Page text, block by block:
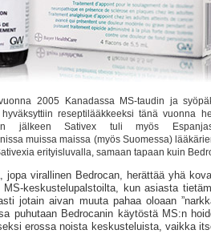
2005 Kanadassa MS-taudin ja
reseptilääkkeeksi tänä vuonna
jälkeen Sativex tuli myös
muissa maissa (myös Suomessa)
erityisluvalla, samaan tapaan kuin
jopa virallinen Bedrocan, herättää yhä
keskustelupalstoilta, kun asiasta
jotain aivan muuta pahaa oloaan
puhutaan Bedrocanin käytöstä MS:n
erossa noista keskusteluista, vaikka